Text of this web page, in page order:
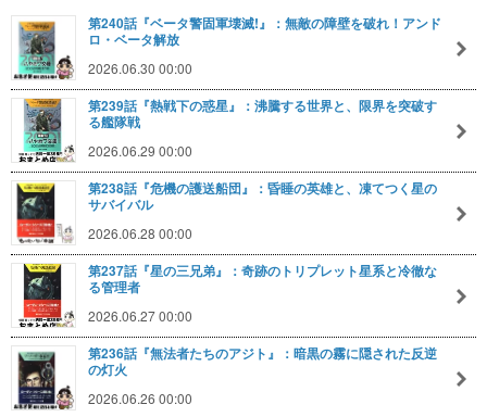
第240話『ベータ警固軍壊滅!』：無敵の障壁を破れ！アンド
ロ・ベータ解放
2026.06.30 00:00
第239話『熱戦下の惑星』：沸騰する世界と、限界を突破す
る艦隊戦
2026.06.29 00:00
第238話『危機の護送船団』：昏睡の英雄と、凍てつく星の
サバイバル
2026.06.28 00:00
第237話『星の三兄弟』：奇跡のトリプレット星系と冷徹な
る管理者
2026.06.27 00:00
第236話『無法者たちのアジト』：暗黒の霧に隠された反逆
の灯火
2026.06.26 00:00